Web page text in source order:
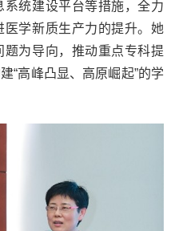
统建设平台等措施，全力
学新质生产力的提升。她
为导向，推动重点专科提
“高峰凸显、高原崛起”的学